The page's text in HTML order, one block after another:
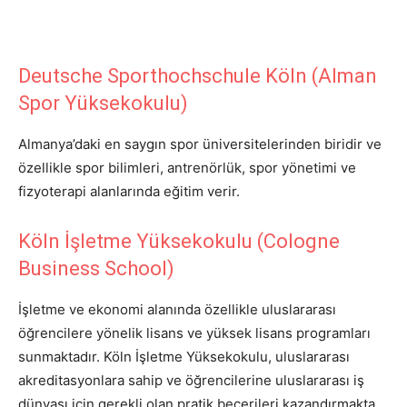
Deutsche Sporthochschule Köln (Alman
Spor Yüksekokulu)
Almanya’daki en saygın spor üniversitelerinden biridir ve
özellikle spor bilimleri, antrenörlük, spor yönetimi ve
fizyoterapi alanlarında eğitim verir.
Köln İşletme Yüksekokulu (Cologne
Business School)
İşletme ve ekonomi alanında özellikle uluslararası
öğrencilere yönelik lisans ve yüksek lisans programları
sunmaktadır. Köln İşletme Yüksekokulu, uluslararası
akreditasyonlara sahip ve öğrencilerine uluslararası iş